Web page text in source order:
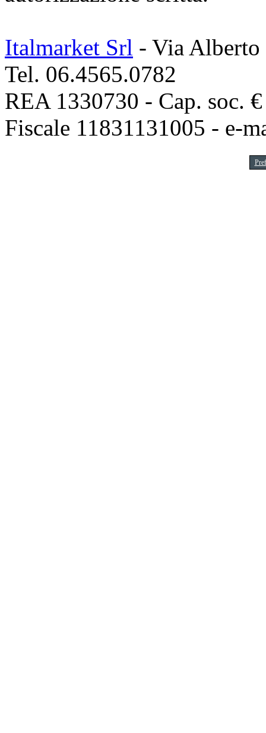
Italmarket Srl - Via Alberto
Tel. 06.4565.0782
REA 1330730 - Cap. soc.
Fiscale 11831131005 - e-